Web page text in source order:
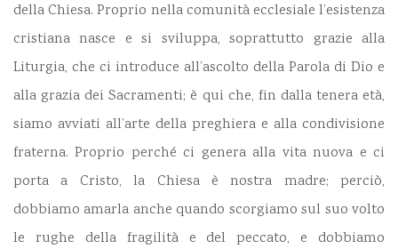
della Chiesa. Proprio nella comunità ecclesiale l’esistenza
cristiana nasce e si sviluppa, soprattutto grazie alla
Liturgia, che ci introduce all’ascolto della Parola di Dio e
alla grazia dei Sacramenti; è qui che, fin dalla tenera età,
siamo avviati all’arte della preghiera e alla condivisione
fraterna. Proprio perché ci genera alla vita nuova e ci
porta a Cristo, la Chiesa è nostra madre; perciò,
dobbiamo amarla anche quando scorgiamo sul suo volto
le rughe della fragilità e del peccato, e dobbiamo